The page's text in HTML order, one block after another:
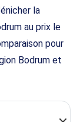
la
au prix le
pour
Bodrum et